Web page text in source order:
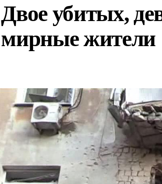
Двое убитых,
мирные жители